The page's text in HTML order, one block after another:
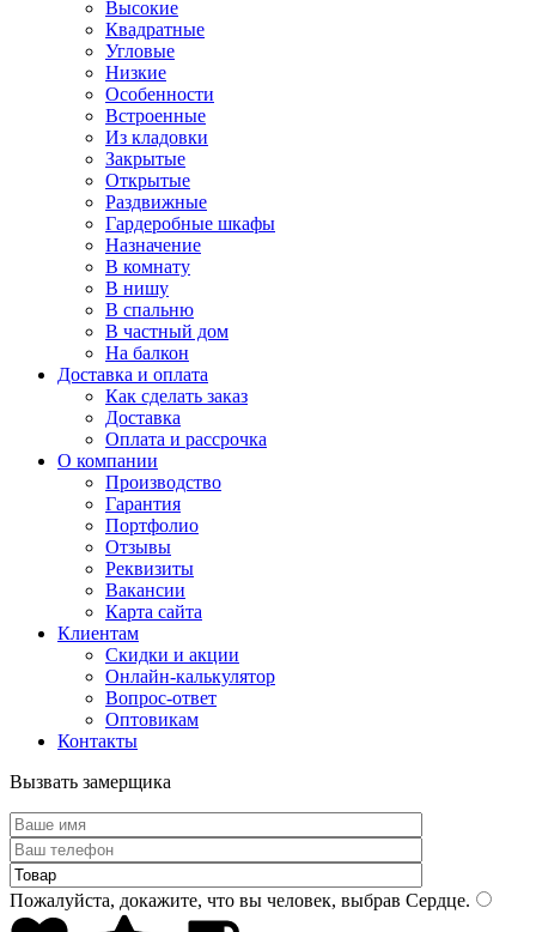
Высокие
Квадратные
Угловые
Низкие
Особенности
Встроенные
Из кладовки
Закрытые
Открытые
Раздвижные
Гардеробные шкафы
Назначение
В комнату
В нишу
В спальню
В частный дом
На балкон
Доставка и оплата
Как сделать заказ
Доставка
Оплата и рассрочка
О компании
Производство
Гарантия
Портфолио
Отзывы
Реквизиты
Вакансии
Карта сайта
Клиентам
Скидки и акции
Онлайн-калькулятор
Вопрос-ответ
Оптовикам
Контакты
Вызвать замерщика
Пожалуйста, докажите, что вы человек, выбрав Сердце.